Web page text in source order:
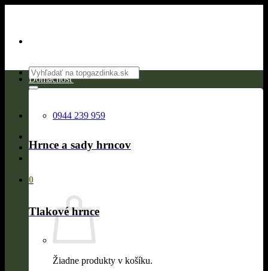
Hľadať:
0944 239 959
0
Žiadne produkty v košíku.
Domácnosť
Hrnce a sady hrncov
Tlakové hrnce